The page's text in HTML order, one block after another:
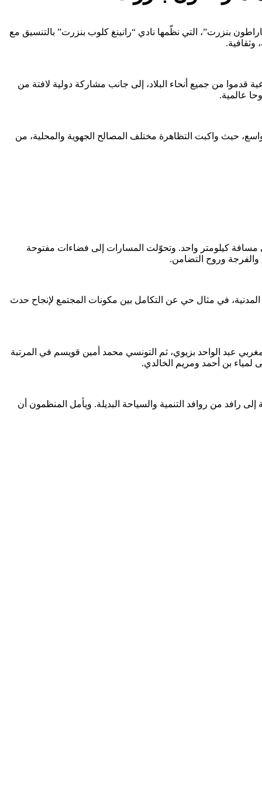
بنزرت”، التي نظّمها نادي “رانينغ كلوب بنزرت” بالتنسيق مع
الفئات العمرية والخلفيات الاجتماعية قدموا من جميع أنحاء البلاد، إلى جانب مشاركة دولية لافتة من
عالمية.
حيث واكبت التظاهرة مختلف المصالح الجهوية والمحلية، من
(5 كلم)، بالإضافة إلى سباق مخصص للأطفال على مسافة كيلومتر واحد. وتحوّلت المسارات إلى فضاءات مفتوحة
والفرجة وروح التضامن.
المدنية، في مثال حي عن التكامل بين مكونات المجتمع لإنجاح حدث
الذكور، يليه المغربي عبد الواحد بزيوي، ثم التونسي محمد أمين قويسم في المرتبة
لمياء بن أحمد ومريم الخالدي.
رافد من روافد التنمية والسياحة البديلة. ويأمل المنظمون أن